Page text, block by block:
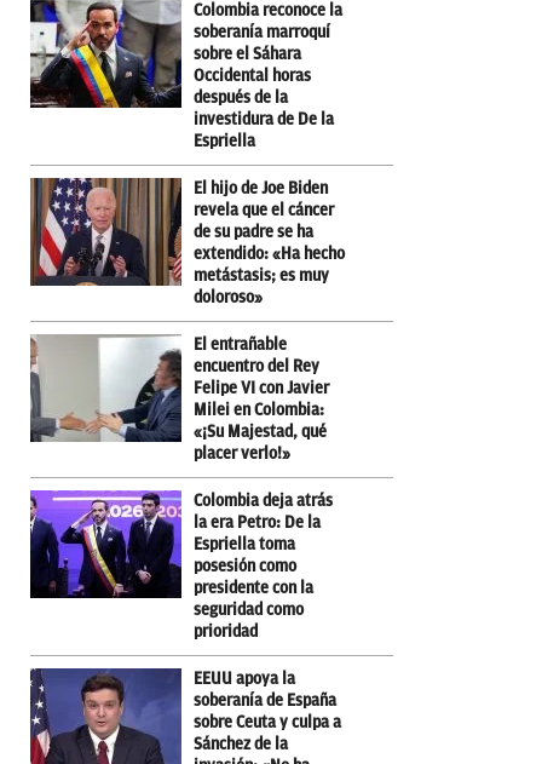
Colombia reconoce la
soberanía marroquí
sobre el Sáhara
Occidental horas
después de la
investidura de De la
Espriella
El hijo de Joe Biden
revela que el cáncer
de su padre se ha
extendido: «Ha hecho
metástasis; es muy
doloroso»
El entrañable
encuentro del Rey
Felipe VI con Javier
Milei en Colombia:
«¡Su Majestad, qué
placer verlo!»
Colombia deja atrás
la era Petro: De la
Espriella toma
posesión como
presidente con la
seguridad como
prioridad
EEUU apoya la
soberanía de España
sobre Ceuta y culpa a
Sánchez de la